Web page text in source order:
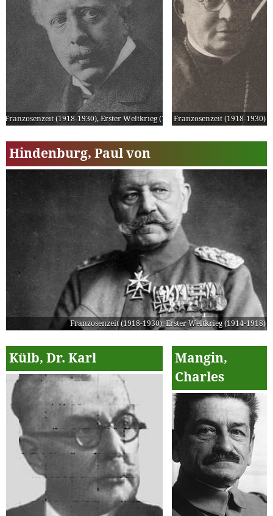
Franzosenzeit (1918-1930), Erster Weltkrieg (1914-1918)
Franzosenzeit (1918-1930),Erster Weltkrieg (1914-1918)
Hindenburg, Paul von
Franzosenzeit (1918-1930)
Külb, Dr. Karl
Mangin,
Charles